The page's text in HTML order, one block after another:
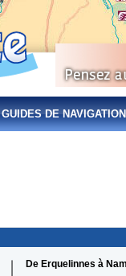
GUIDES DE NAVIGATION
De Erquelinnes à